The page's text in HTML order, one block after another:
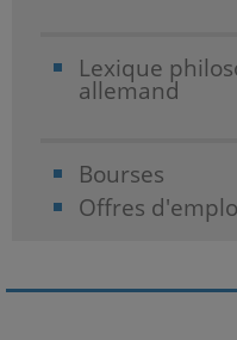
Lexique
allemand
Bourses
Offres